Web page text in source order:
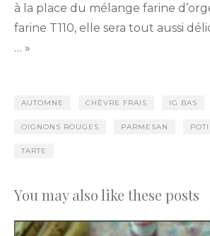
à la place du mélange farine
farine T110, elle sera tout aussi
… »
AUTOMNE CHÈVRE FRAIS IG BAS
OIGNONS ROUGES PARMESAN
TARTE
You may also like these posts